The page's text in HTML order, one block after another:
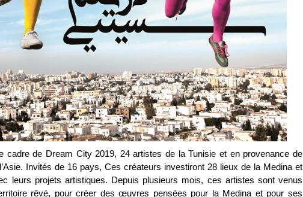
cadre de Dream City 2019, 24 artistes de la Tunisie et en provenance de
l’Asie. Invités de 16 pays, Ces créateurs investiront 28 lieux de la Medina et
leurs projets artistiques. Depuis plusieurs mois, ces artistes sont venus
rêvé, pour créer des œuvres pensées pour la Medina et pour ses